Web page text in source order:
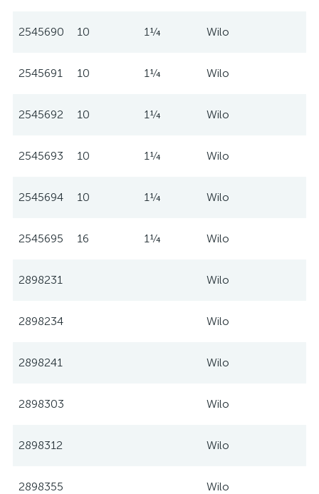
2545690 10 1¼ Wilo
2545691 10 1¼ Wilo
2545692 10 1¼ Wilo
2545693 10 1¼ Wilo
2545694 10 1¼ Wilo
2545695 16 1¼ Wilo
2898231 Wilo
2898234 Wilo
2898241 Wilo
2898303 Wilo
2898312 Wilo
2898355 Wilo